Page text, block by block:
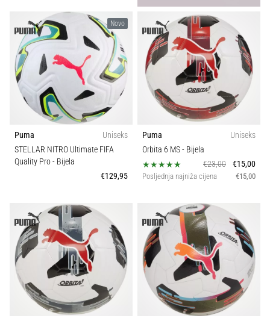
Novo
Puma
Uniseks
STELLAR NITRO Ultimate FIFA
Quality Pro- Bijela
€129,95
Puma
Uniseks
Orbita 6 MS- Bijela
€23,00
€15,00
Posljednja najniža cijena €15,00